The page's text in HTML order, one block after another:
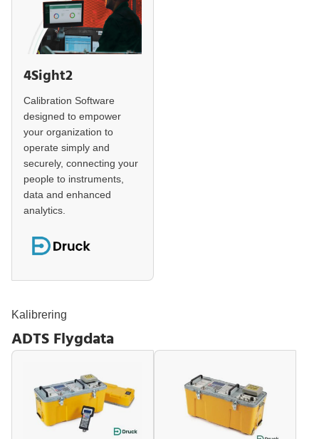
4Sight2
Calibration Software
designed to empower
your organization to
operate simply and
securely, connecting your
people to instruments,
data and enhanced
analytics.
Kalibrering
ADTS Flygdata